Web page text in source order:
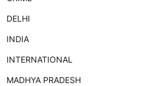
DELHI
INDIA
INTERNATIONAL
MADHYA PRADESH